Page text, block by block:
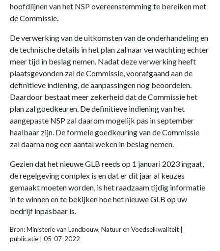
hoofdlijnen van het NSP overeenstemming te bereiken met
de Commissie.
De verwerking van de uitkomsten van de onderhandeling en
de technische details in het plan zal naar verwachting echter
meer tijd in beslag nemen. Nadat deze verwerking heeft
plaatsgevonden zal de Commissie, voorafgaand aan de
definitieve indiening, de aanpassingen nog beoordelen.
Daardoor bestaat meer zekerheid dat de Commissie het
plan zal goedkeuren. De definitieve indiening van het
aangepaste NSP zal daarom mogelijk pas in september
haalbaar zijn. De formele goedkeuring van de Commissie
zal daarna nog een aantal weken in beslag nemen.
Gezien dat het nieuwe GLB reeds op 1 januari 2023 ingaat,
de regelgeving complex is en dat er dit jaar al keuzes
gemaakt moeten worden, is het raadzaam tijdig informatie
in te winnen en te bekijken hoe het nieuwe GLB op uw
bedrijf inpasbaar is.
Bron: Ministerie van Landbouw, Natuur en Voedselkwaliteit |
publicatie | 05-07-2022